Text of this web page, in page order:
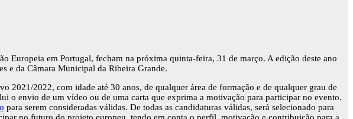
Europeia em Portugal, fecham na próxima quinta-feira, 31 de março. A edição deste ano
e da Câmara Municipal da Ribeira Grande.
2021/2022, com idade até 30 anos, de qualquer área de formação e de qualquer grau de
o envio de um vídeo ou de uma carta que exprima a motivação para participar no evento.
para serem consideradas válidas. De todas as candidaturas válidas, será selecionado para